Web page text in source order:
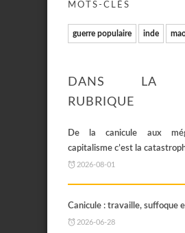
MOTS-CLÉS
guerre populaire inde
DANS LA
RUBRIQUE
De la canicule aux
capitalisme c’est la
2026-08-01
Canicule : travaille, suffoque
2026-06-28